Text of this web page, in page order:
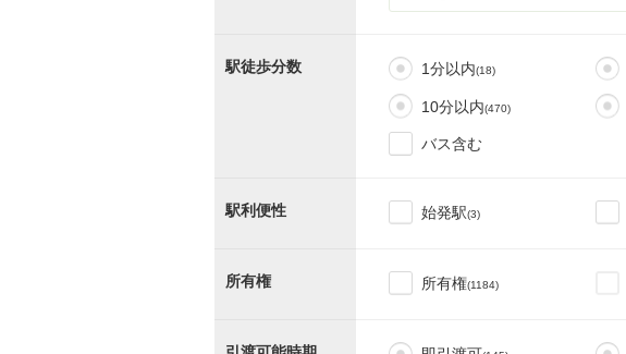
駅徒歩分数 1分以内(18)
10分以内(470)
バス含む
駅利便性 始発駅(3)
所有権 所有権(1184)